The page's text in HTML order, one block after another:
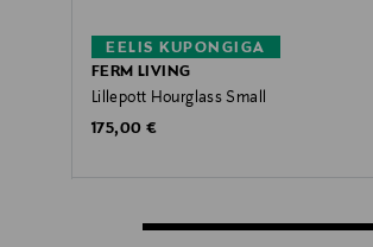
EELIS KUPONGIGA
FERM LIVING
Lillepott Hourglass Small
Original Price
175,00 €